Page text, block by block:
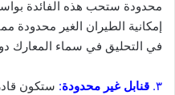
محدودة ستحب هذه الفائدة
إمكانية الطيران الغير محدودة
في التحليق في سماء المعارك
٣. قنابل غير محدودة: ستكون